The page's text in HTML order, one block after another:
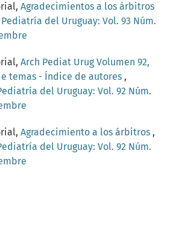
Agradecimientos a los árbitros
del Uruguay: Vol. 93 Núm.
Arch Pediat Urug Volumen 92,
temas - Índice de autores ,
del Uruguay: Vol. 92 Núm.
Agradecimiento a los árbitros ,
del Uruguay: Vol. 92 Núm.